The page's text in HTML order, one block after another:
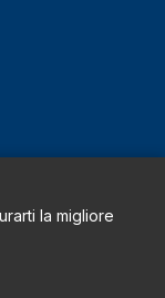
la migliore